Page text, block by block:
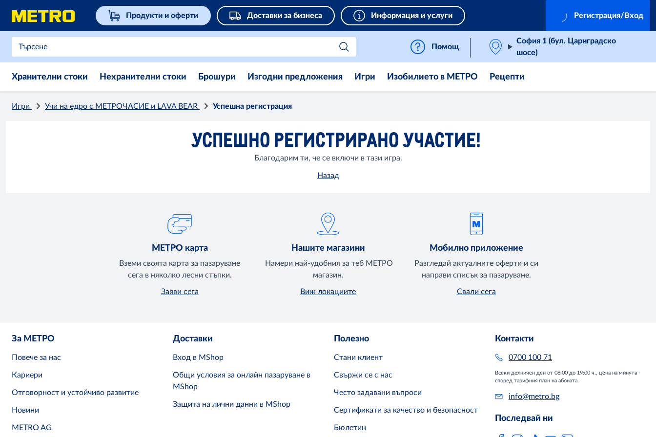
Продукти и оферти Доставки за бизнеса Информация и услуги Регистрация/Вход
Помощ
София 1 (бул. Цариградско
шосе)
Хранителни стоки Нехранителни стоки Брошури Изгодни предложения Игри Изобилието в МЕТРО Рецепти
Игри Учи на едро с МЕТРОЧАСИЕ и LAVA BEAR Успешна регистрация
УСПЕШНО РЕГИСТРИРАНО УЧАСТИЕ!
Благодарим ти, че се включи в тази игра.
Назад
МЕТРО карта
Вземи своята карта за пазаруване
сега в няколко лесни стъпки.
Заяви сега
Нашите магазини
Намери най-удобния за теб МЕТРО
магазин.
Виж локациите
Мобилно приложение
Разгледай актуалните оферти и си
направи списък за пазаруване.
Свали сега
За МЕТРО
Повече за нас
Кариери
Отговорност и устойчиво развитие
Новини
METRO AG
Доставки
Вход в MShop
Общи условия за онлайн пазаруване в
MShop
Защита на лични данни в MShop
Полезно
Стани клиент
Свържи се с нас
Често задавани въпроси
Сертификати за качество и безопасност
Бюлетин
Контакти
0700 100 71
Всеки делничен ден от 08:00 до 19:00 ч., цена на минута -
според тарифния план на абоната.
info@metro.bg
Последвай ни